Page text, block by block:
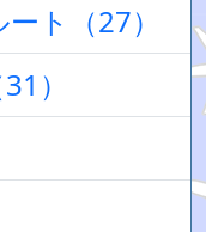
ト（27）
）